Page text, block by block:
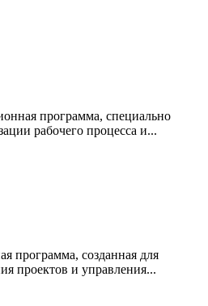
программа, специально
рабочего процесса и...
программа, созданная для
проектов и управления...